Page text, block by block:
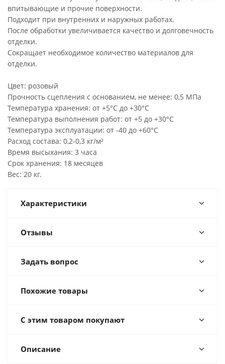
впитывающие и прочие поверхности.
Подходит при внутренних и наружных работах.
После обработки увеличивается качество и долговечность
отделки.
Сокращает необходимое количество материалов для
отделки.
Цвет: розовый
Прочность сцепления с основанием, не менее: 0,5 МПа
Температура хранения: от +5°С до +30°С
Температура выполнения работ: от +5 до +30°С
Температура эксплуатации: от -40 до +60°С
Расход состава: 0,2-0,3 кг/м²
Время высыхания: 3 часа
Срок хранения: 18 месяцев
Вес: 20 кг.
Характеристики
Отзывы
Задать вопрос
Похожие товары
С этим товаром покупают
Описание